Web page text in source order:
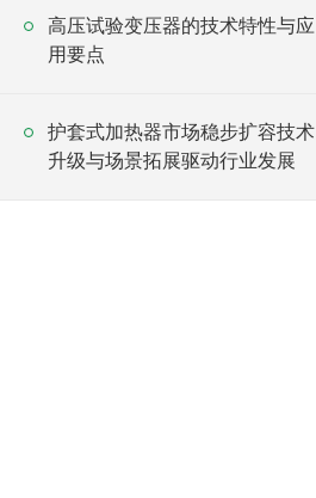
高压试验变压器的技术特性与应
用要点
护套式加热器市场稳步扩容技术
升级与场景拓展驱动行业发展